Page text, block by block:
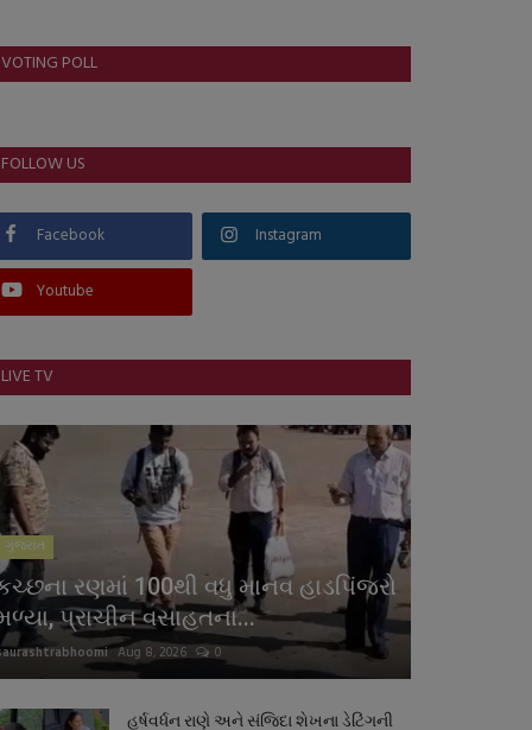
VOTING POLL
FOLLOW US
Facebook Instagram
Youtube
LIVE TV
ગુજરાત
રણમાં 100થી વધુ માનવ હાડપિંજરો
પ્રાચીન વસાહતના...
Aug 8, 2026 0
હર્ષવર્ધન રાણે અને સંજિદા શેખના ડેટિંગની